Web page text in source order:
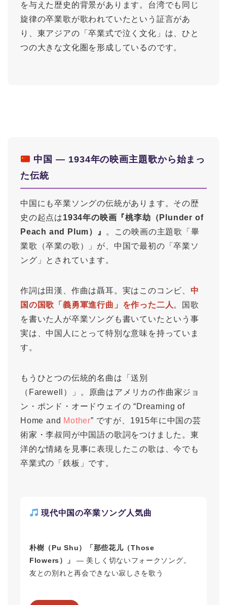
を与えた歴史的背景があります。台湾でも同じ
旋律の卒業歌が歌われていたという証言があ
り、東アジアの「卒業式で泣く文化」は、ひと
つの大きな文化圏を形成しているのです。
中国 ― 1934年の映画主題歌から始まっ
た伝統
中国にも卒業ソングの伝統があります。その歴
史の起点は1934年の映画『桃李劫（Plunder of
Peach and Plum）』
。この映画の主題歌「畢
業歌（卒業の歌）」が、中国で最初の「卒業ソ
ング」とされています。
作詞は田漢、作曲は聶耳。実はこのコンビ、 中
国の国歌「義勇軍進行曲」を作った二人 。国歌
を書いた人が卒業ソングも書いていたという事
実は、中国人にとって特別な意味を持っていま
す。
もうひとつの伝統的名曲は「送別
（Farewell）」。原曲はアメリカの作曲家ジョ
ン・ポンド・オードウェイの “Dreaming of
Home and Mother” ですが、1915年に中国の芸
術家・李叔同が中国語の歌詞をつけました。東
洋的な情緒を見事に表現したこの歌は、今でも
卒業式の「鉄板」です。
現代中国の卒業ソング人気曲
朴樹（Pu Shu）「那些花儿（Those
Flowers）」
― 美しく切ないフォークソング。
友との別れと再会できない寂しさを歌う